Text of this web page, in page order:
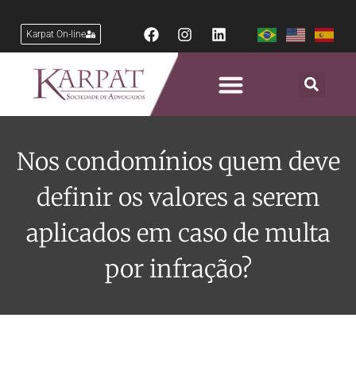
Karpat On-line
Nos condomínios quem deve
definir os valores a serem
aplicados em caso de multa
por infração?